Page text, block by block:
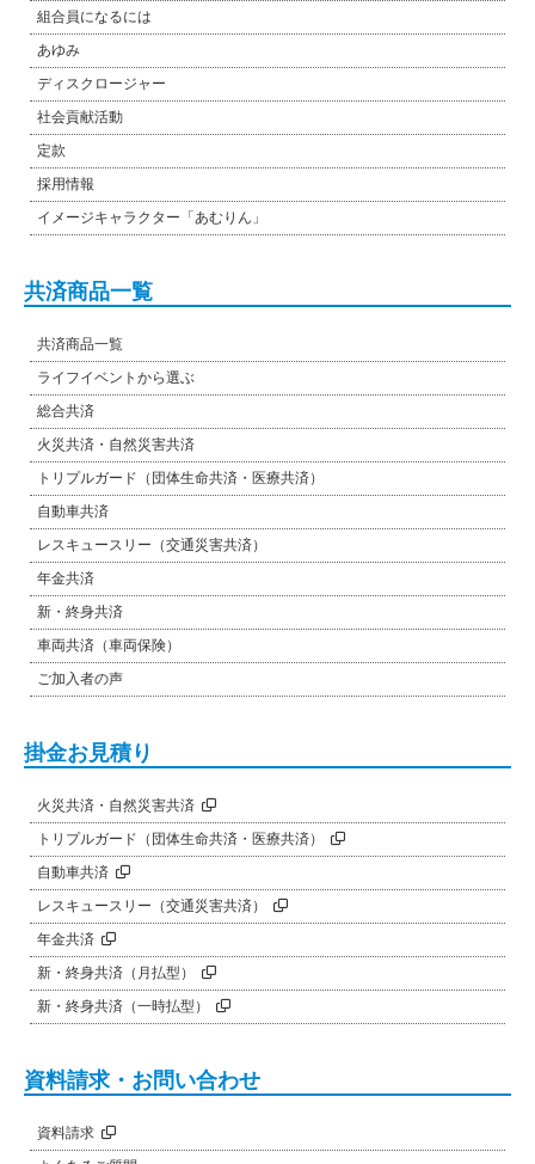
組合員になるには
あゆみ
ディスクロージャー
社会貢献活動
定款
採用情報
イメージキャラクター「あむりん」
共済商品一覧
共済商品一覧
ライフイベントから選ぶ
総合共済
火災共済・自然災害共済
トリプルガード（団体生命共済・医療共済）
自動車共済
レスキュースリー（交通災害共済）
年金共済
新・終身共済
車両共済（車両保険）
ご加入者の声
掛金お見積り
火災共済・自然災害共済
トリプルガード（団体生命共済・医療共済）
自動車共済
レスキュースリー（交通災害共済）
年金共済
新・終身共済（月払型）
新・終身共済（一時払型）
資料請求・お問い合わせ
資料請求